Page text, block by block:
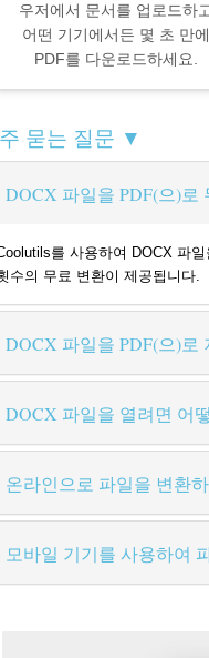
우저에서 문서를 업로드하
어떤 기기에서든 몇 초 만에
PDF를 다운로드하세요.
묻는 질문 ▼
DOCX 파일을 PDF(으)로
를 사용하여 DOCX 파
수의 무료 변환이 제공됩니다.
DOCX 파일을 PDF(으)로
DOCX 파일을 열려면 어
온라인으로 파일을 변환
모바일 기기를 사용하여